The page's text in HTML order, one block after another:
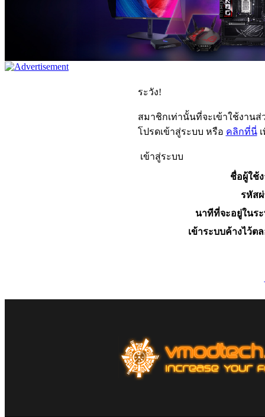
ระวัง!
สมาชิกเท่านั้นที่จะเข้าใช้งานส่
โปรดเข้าสู่ระบบ หรือ คลิกที่นี่เ
เข้าสู่ระบบ
ชื่อผู้ใช้
รหัส
นาทีที่จะอยู่ในร
เข้าระบบค้างไว้ต